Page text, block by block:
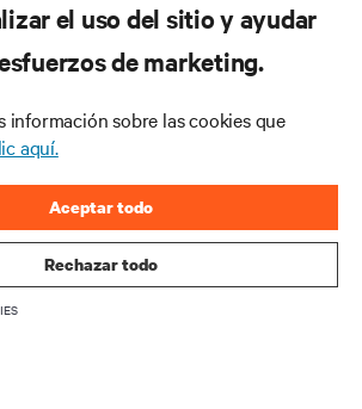
la evolución del mercado,
tecnologías de chips, baterías,
de sofisticados micro centros de
TI. Estas capacidades de
escala se pueden instalar de
y cuando sea necesario.
el uso del sitio y ayudar
de marketing.
información sobre las cookies que
aquí.
Rechazar todo
Aceptar todo